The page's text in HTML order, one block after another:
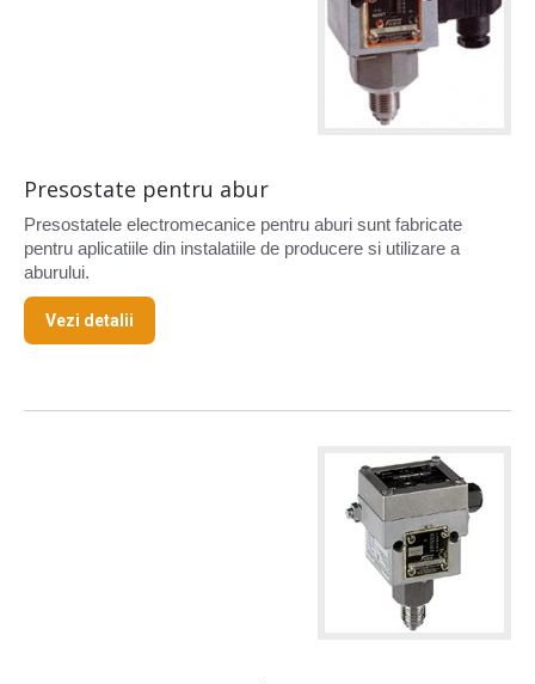
Presostate pentru abur
Presostatele electromecanice pentru aburi sunt fabricate
pentru aplicatiile din instalatiile de producere si utilizare a
aburului.
Vezi detalii